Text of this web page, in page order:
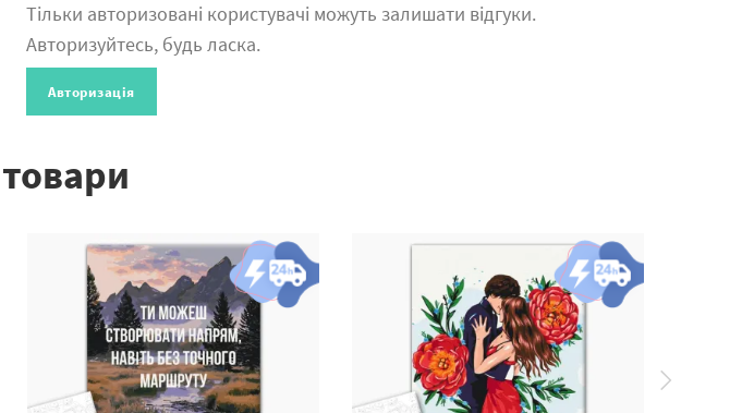
Тільки авторизовані користувачі можуть залишати відгуки.
Авторизуйтесь, будь ласка.
Авторизація